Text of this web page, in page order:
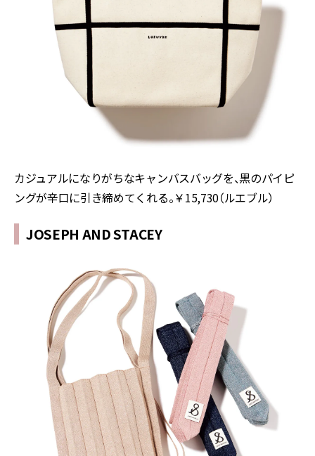
カジュアルになりがちなキャンバスバッグを、黒のパイピ
ングが辛口に引き締めてくれる。￥15,730（ルエブル）
JOSEPH AND STACEY